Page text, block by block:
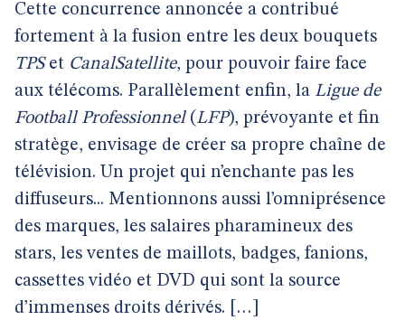
Cette concurrence annoncée a contribué
fortement à la fusion entre les deux bouquets
TPS et CanalSatellite, pour pouvoir faire face
aux télécoms. Parallèlement enfin, la Ligue de
Football Professionnel (LFP), prévoyante et fin
stratège, envisage de créer sa propre chaîne de
télévision. Un projet qui n’enchante pas les
diffuseurs... Mentionnons aussi l’omniprésence
des marques, les salaires pharamineux des
stars, les ventes de maillots, badges, fanions,
cassettes vidéo et DVD qui sont la source
d’immenses droits dérivés. […]